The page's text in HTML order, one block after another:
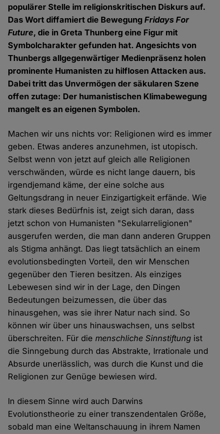
populärer Stelle im religionskritischen Diskurs auf.
Das Wort diffamiert die BewegungFridays For
Future, die in Greta Thunberg eine Figur mit
Symbolcharakter gefunden hat. Angesichts von
Thunbergs allgegenwärtiger Medienpräsenz holen
prominente Humanisten zu hilflosen Attacken aus.
Dabei tritt das Unvermögen der säkularen Szene
offen zutage: Der humanistischen Klimabewegung
mangelt es an eigenen Symbolen.
Machen wir uns nichts vor: Religionen wird es immer
geben. Etwas anderes anzunehmen, ist utopisch.
Selbst wenn von jetzt auf gleich alle Religionen
verschwänden, würde es nicht lange dauern, bis
irgendjemand käme, der eine solche aus
Geltungsdrang in neuer Einzigartigkeit erfände. Wie
stark dieses Bedürfnis ist, zeigt sich daran, dass
jetzt schon von Humanisten "Sekularreligionen"
ausgerufen werden, die man dann anderen Gruppen
als Stigma anhängt. Das liegt tatsächlich an einem
evolutionsbedingten Vorteil, den wir Menschen
gegenüber den Tieren besitzen. Als einziges
Lebewesen sind wir in der Lage, den Dingen
Bedeutungen beizumessen, die über das
hinausgehen, was sie ihrer Natur nach sind. So
können wir über uns hinauswachsen, uns selbst
überschreiten. Für diemenschliche Sinnstiftung ist
die Sinngebung durch das Abstrakte, Irrationale und
Absurde unerlässlich, was durch die Kunst und die
Religionen zur Genüge bewiesen wird.
In diesem Sinne wird auch Darwins
Evolutionstheorie zu einer transzendentalen Größe,
sobald man eine Weltanschauung in ihrem Namen